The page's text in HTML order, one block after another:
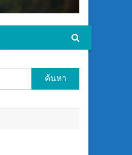
ค้นหา
สำหรับ: